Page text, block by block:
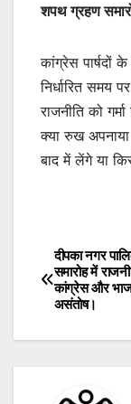
शपथ ग्रहण
कांग्रेस पार्षदों
निर्धारित समय
राजनीति को
क्या रुख
बाद में लेंगे या
Post
दीपका नगर
समारोह में
कांग्रेस और
असंतोष।